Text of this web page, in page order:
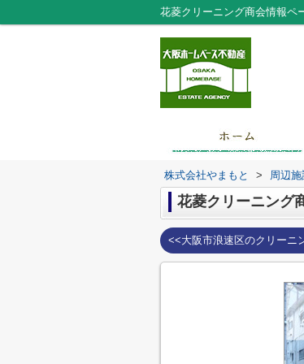
花菱クリーニング商会情報ペ
株式会社やまもと > 周辺施
花菱クリーニング
<<大阪市浪速区のクリーニ